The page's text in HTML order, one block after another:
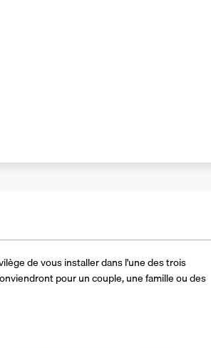
de vous installer dans l'une des trois
pour un couple, une famille ou des